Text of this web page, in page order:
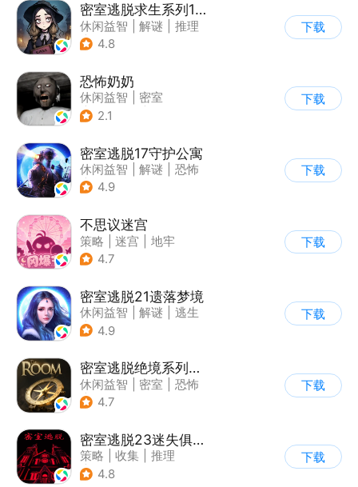
密室逃脱求生系列1极地冒险
休闲益智 解谜
推理
| 密室逃脱
4.8
下载
恐怖奶奶
休闲益智
密室
| 恐怖奶奶
2.1
下载
密室逃脱17守护公寓
休闲益智 解谜
恐怖
| 密室逃脱
4.9
下载
不思议迷宫
策略 迷宫
地牢
| 史莱姆
4.7
下载
密室逃脱21遗落梦境
休闲益智 解谜
逃生
| 密室逃脱
4.9
下载
密室逃脱绝境系列2海盗船
休闲益智 密室
恐怖
| 密室逃脱
4.7
下载
密室逃脱23迷失俱乐部
策略 收集
推理
| 密室逃脱
4.8
下载